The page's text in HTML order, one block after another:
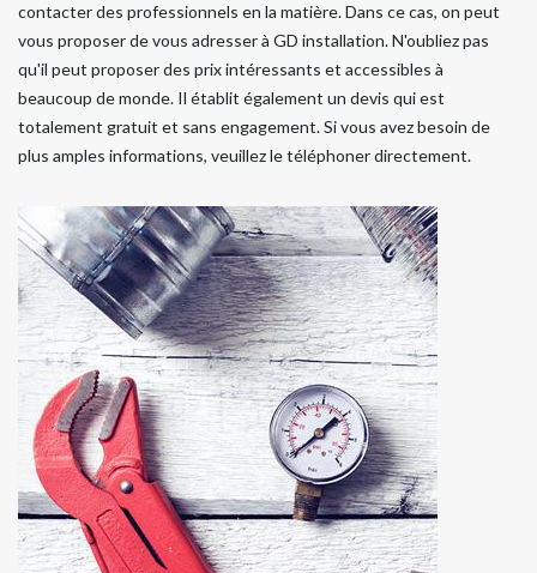
contacter des professionnels en la matière. Dans ce cas, on peut
vous proposer de vous adresser à GD installation. N'oubliez pas
qu'il peut proposer des prix intéressants et accessibles à
beaucoup de monde. Il établit également un devis qui est
totalement gratuit et sans engagement. Si vous avez besoin de
plus amples informations, veuillez le téléphoner directement.